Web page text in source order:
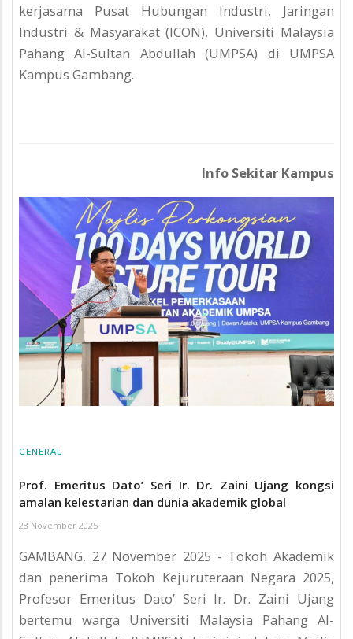
kerjasama Pusat Hubungan Industri, Jaringan
Industri & Masyarakat (ICON), Universiti Malaysia
Pahang Al-Sultan Abdullah (UMPSA) di UMPSA
Kampus Gambang.
Info Sekitar Kampus
GENERAL
Prof. Emeritus Dato’ Seri Ir. Dr. Zaini Ujang kongsi
amalan kelestarian dan dunia akademik global
28 November 2025
GAMBANG, 27 November 2025 - Tokoh Akademik
dan penerima Tokoh Kejuruteraan Negara 2025,
Profesor Emeritus Dato’ Seri Ir. Dr. Zaini Ujang
bertemu warga Universiti Malaysia Pahang Al-